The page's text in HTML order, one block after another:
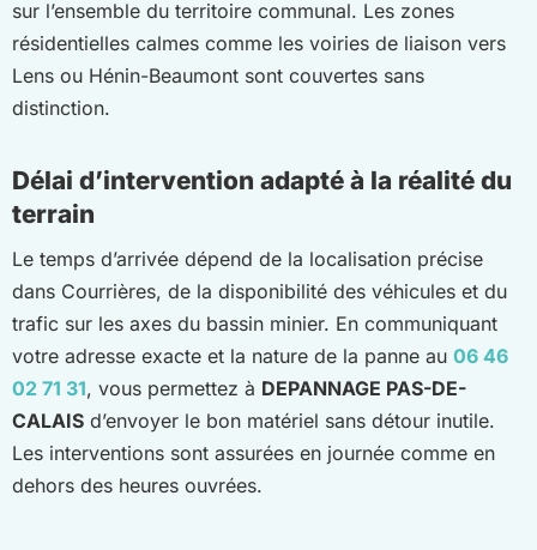
sur l’ensemble du territoire communal. Les zones
résidentielles calmes comme les voiries de liaison vers
Lens ou Hénin-Beaumont sont couvertes sans
distinction.
Délai d’intervention adapté à la réalité du
terrain
Le temps d’arrivée dépend de la localisation précise
dans Courrières, de la disponibilité des véhicules et du
trafic sur les axes du bassin minier. En communiquant
votre adresse exacte et la nature de la panne au 06 46
02 71 31, vous permettez à DEPANNAGE PAS-DE-
CALAIS d’envoyer le bon matériel sans détour inutile.
Les interventions sont assurées en journée comme en
dehors des heures ouvrées.